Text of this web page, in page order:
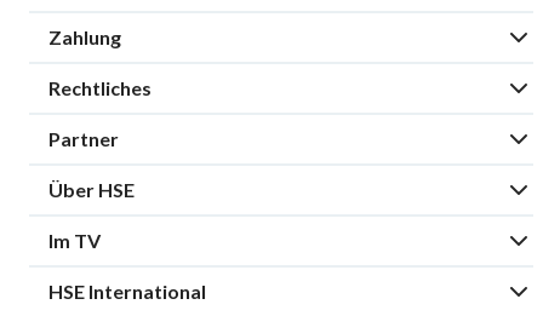
Zahlung
Rechtliches
Partner
Über HSE
Im TV
HSE International